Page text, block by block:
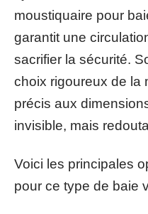
moustiquaire pour
garantit une
sacrifier la sécurité.
choix rigoureux de la
précis aux
invisible, mais
Voici les principales
pour ce type de baie